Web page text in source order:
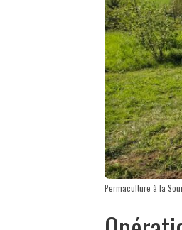
Permaculture à la